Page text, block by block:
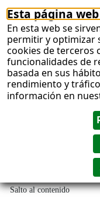
Esta página
En esta web se
permitir y optimizar
cookies de terceros
funcionalidades de
basada en sus
rendimiento y
información en
Salto al contenido